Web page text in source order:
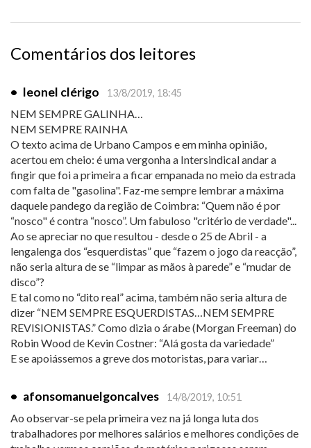
Comentários dos leitores
• leonel clérigo 13/8/2019, 18:45
NEM SEMPRE GALINHA…
NEM SEMPRE RAINHA
O texto acima de Urbano Campos e em minha opinião,
acertou em cheio: é uma vergonha a Intersindical andar a
fingir que foi a primeira a ficar empanada no meio da estrada
com falta de "gasolina". Faz-me sempre lembrar a máxima
daquele pandego da região de Coimbra: “Quem não é por
“nosco" é contra “nosco”. Um fabuloso "critério de verdade"...
Ao se apreciar no que resultou - desde o 25 de Abril - a
lengalenga dos “esquerdistas” que “fazem o jogo da reacção”,
não seria altura de se “limpar as mãos à parede” e “mudar de
disco”?
E tal como no “dito real” acima, também não seria altura de
dizer “NEM SEMPRE ESQUERDISTAS…NEM SEMPRE
REVISIONISTAS.” Como dizia o árabe (Morgan Freeman) do
Robin Wood de Kevin Costner: “Alá gosta da variedade”
E se apoiássemos a greve dos motoristas, para variar…
• afonsomanuelgoncalves 14/8/2019, 10:51
Ao observar-se pela primeira vez na já longa luta dos
trabalhadores por melhores salários e melhores condições de